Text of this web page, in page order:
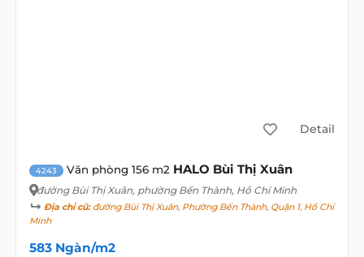
Detail
4243 Văn phòng 156 m2 HALO Bùi Thị Xuân
đường Bùi Thị Xuân, phường Bến Thành, Hồ Chí Minh
Địa chỉ cũ:đường Bùi Thị Xuân, Phường Bến Thành, Quận 1, Hồ Chí
Minh
583 Ngàn/m2